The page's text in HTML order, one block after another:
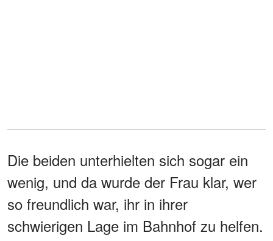
Die beiden unterhielten sich sogar ein
wenig, und da wurde der Frau klar, wer
so freundlich war, ihr in ihrer
schwierigen Lage im Bahnhof zu helfen.